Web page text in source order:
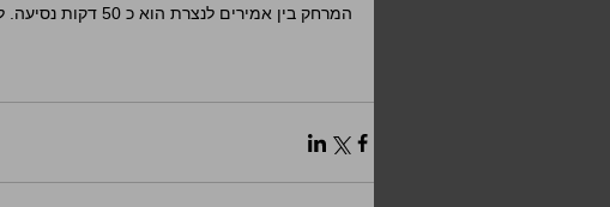
המרחק בין אמירים לנצרת הוא כ 50 דקות נסיעה. להלן